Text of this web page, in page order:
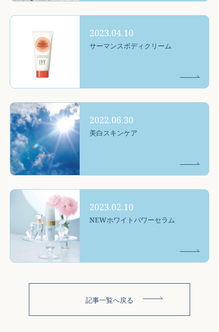
2023.04.10
サーマンスボディクリーム
2022.06.30
美白スキンケア
2023.02.10
NEWホワイトパワーセラム
記事一覧へ戻る